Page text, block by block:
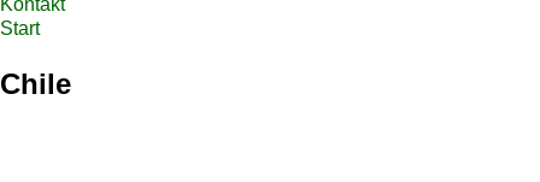
Kontakt
Start
Chile